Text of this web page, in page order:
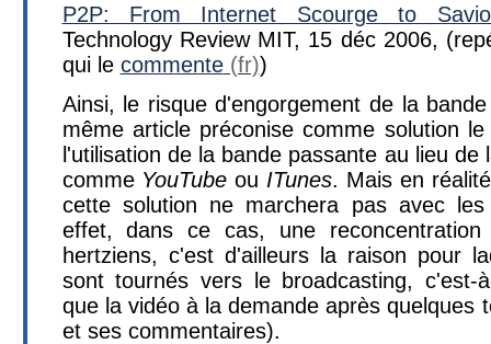
P2P: From Internet Scourge to
Technology Review MIT, 15 déc 2006,
qui le commente
)
Ainsi, le risque d'engorgement de la
même article préconise comme solution
l'utilisation de la bande passante au lieu
comme YouTube ou ITunes. Mais en
cette solution ne marchera pas avec
effet, dans ce cas, une
hertziens, c'est d'ailleurs la raison pour
sont tournés vers le broadcasting, c'est-
que la vidéo à la demande après quelques
et ses commentaires).